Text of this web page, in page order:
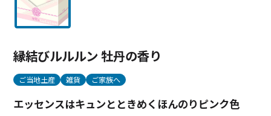
縁結びルルルン 牡丹の香り
ご当地土産 雑貨 ご家族へ
エッセンスはキュンとときめくほんのりピンク色